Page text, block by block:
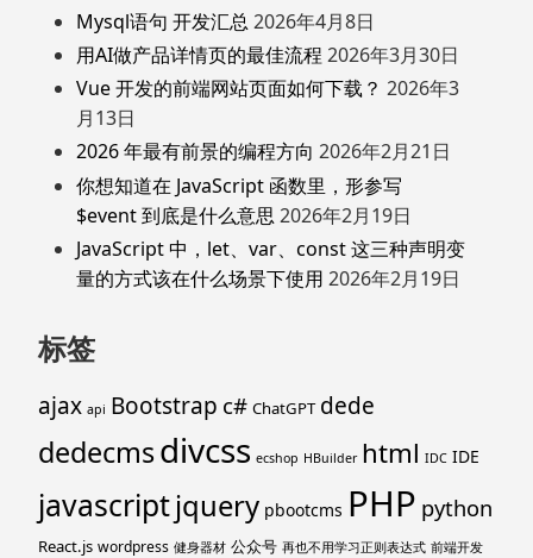
Mysql语句 开发汇总 2026年4月8日
用AI做产品详情页的最佳流程 2026年3月30日
Vue 开发的前端网站页面如何下载？ 2026年3
月13日
2026 年最有前景的编程方向 2026年2月21日
你想知道在 JavaScript 函数里，形参写
$event 到底是什么意思 2026年2月19日
JavaScript 中，let、var、const 这三种声明变
量的方式该在什么场景下使用 2026年2月19日
标签
ajax api Bootstrap c# ChatGPT dede
dedecmsdivcss ecshop HBuilder html IDC IDE
javascriptjquery pbootcms PHP python
React.js wordpress 健身器材 公众号 再也不用学习正则表达式 前端开发